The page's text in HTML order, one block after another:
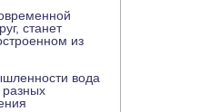
станет
из
вода
разных